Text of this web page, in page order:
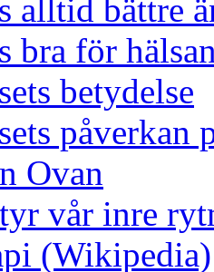
alltid bättre
bra för
betydelse
påverkan
Ovan
vår inre
(Wikipedia)